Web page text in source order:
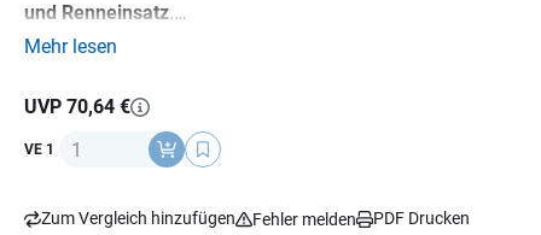
und Renneinsatz.
Durch die FCd (Full Contour design) Technology wird die
Filtermedium genutzt. Dadurch vergrößert sich der
Filterbereich zwischen 20-80 %, der Luftstrom wird erhöht
und die Leistung des Motors somit gesteigert. Mit dem
Benzinverbrauch reduziert.
Mehr lesen
UVP 70,64 €
VE 1 Anzahl
Zum Vergleich hinzufügen Fehler melden PDF Drucken